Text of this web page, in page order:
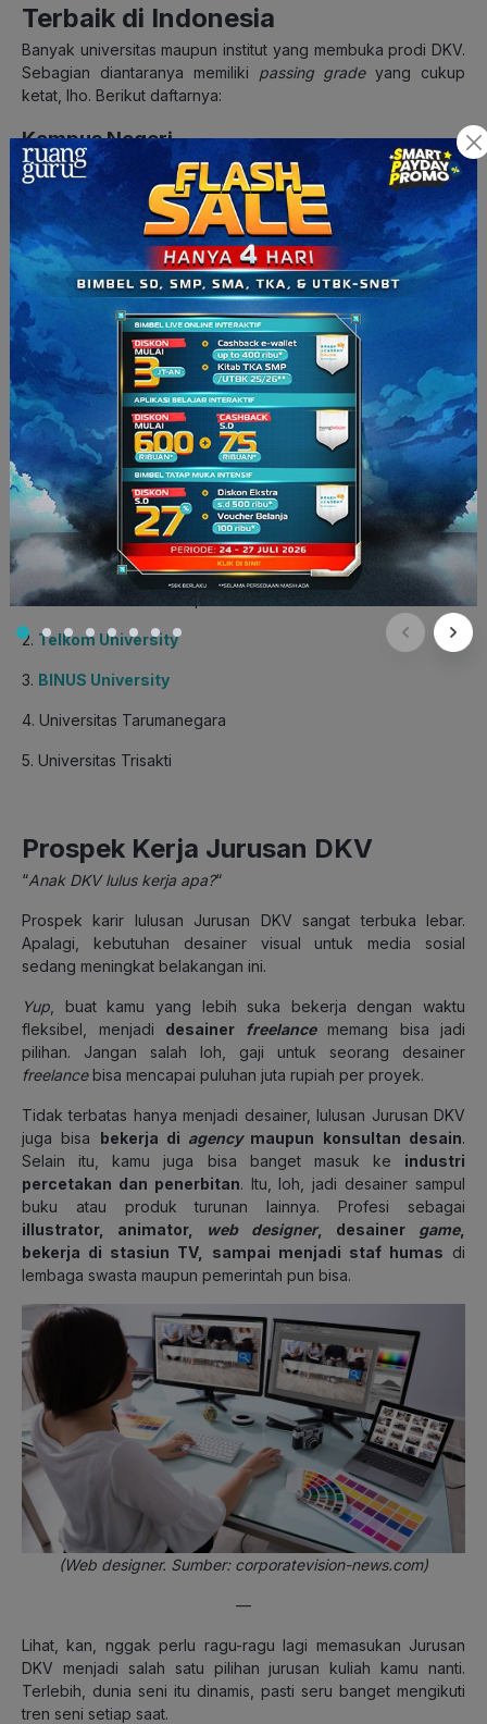
Terbaik di Indonesia
Banyak universitas maupun institut yang membuka prodi DKV.
Sebagian diantaranya memiliki passing gradeyang cukup
ketat, lho. Berikut daftarnya:
Kampus Negeri
1. Institut Teknologi Bandung (ITB)
Institut Teknologi Sepuluh Nopember (ITS)
3.Universitas Negeri Semarang (UNNES)
4. Universitas Negeri Surabaya (UNESA)
5. Institut Seni Yogyakarta (ISI Jogja)
6. Institut Seni Denpasar (ISI Denpasar)
7.Universitas Pendidikan Indonesia (UPI)
8. Universitas Negeri Malang (UNM)
9.Universitas Negeri Sebelas Maret (UNS)
Kampus Swasta
1. Universitas Pelita Harapan (UPH)
2. Telkom University
3. BINUS University
4. Universitas Tarumanegara
5. Universitas Trisakti
Prospek Kerja Jurusan DKV
“Anak DKV lulus kerja apa?“
Prospek karir lulusan Jurusan DKV sangat terbuka lebar.
Apalagi, kebutuhan desainer visual untuk media sosial
sedang meningkat belakangan ini.
Yup , buat kamu yang lebih suka bekerja dengan waktu
fleksibel, menjadi desainer freelance
memang bisa jadi
pilihan. Jangan salah loh, gaji untuk seorang desainer
freelance bisa mencapai puluhan juta rupiah per proyek.
Tidak terbatas hanya menjadi desainer, lulusan Jurusan DKV
juga bisa bekerja di agencymaupun konsultan desain.
Selain itu, kamu juga bisa banget masuk ke industri
percetakan dan penerbitan. Itu, loh, jadi desainer sampul
buku atau produk turunan lainnya. Profesi sebagai
illustrator, animator,
web designer, desainer game,
bekerja di stasiun TV, sampai menjadi staf humas di
lembaga swasta maupun pemerintah pun bisa.
(Web designer. Sumber: corporatevision-news.com)
—
Lihat, kan, nggak perlu ragu-ragu lagi memasukan Jurusan
DKV menjadi salah satu pilihan jurusan kuliah kamu nanti.
Terlebih, dunia seni itu dinamis, pasti seru banget mengikuti
tren seni setiap saat.